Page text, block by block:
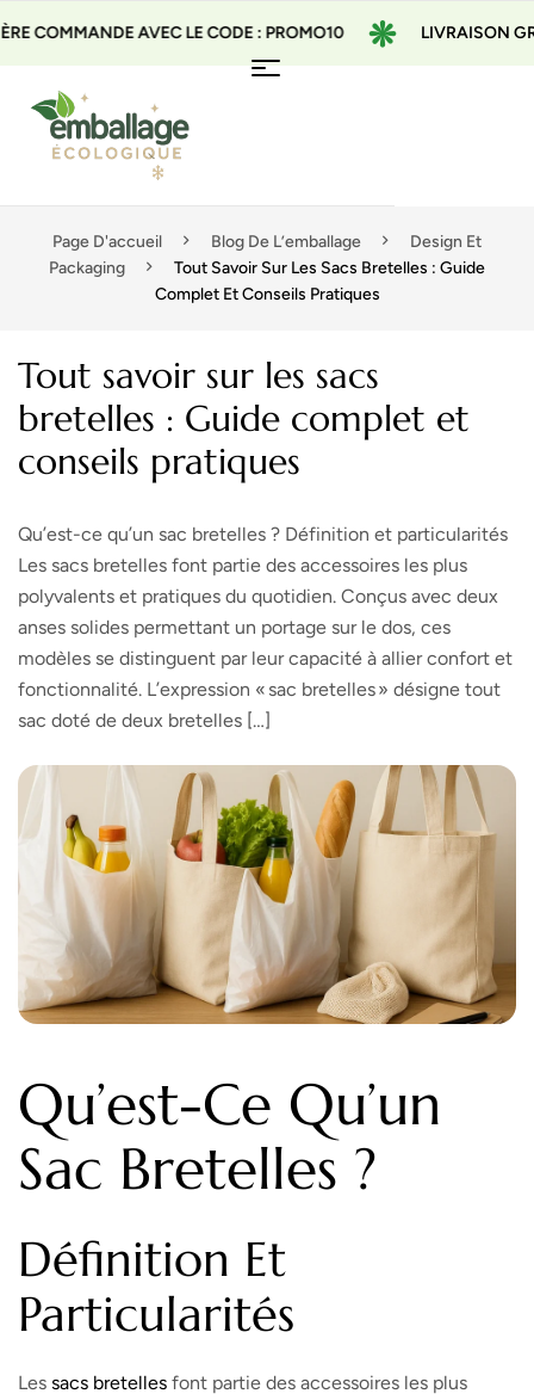
AVEC LE CODE : PROMO10 LIVRAISON GRATUITE
Page D'accueil Blog De L’emballage
Design Et
Packaging
Tout Savoir Sur Les Sacs Bretelles : Guide
Complet Et Conseils Pratiques
Tout savoir sur les sacs
bretelles : Guide complet et
conseils pratiques
Qu’est-ce qu’un sac bretelles ? Définition et particularités
Les sacs bretelles font partie des accessoires les plus
polyvalents et pratiques du quotidien. Conçus avec deux
anses solides permettant un portage sur le dos, ces
modèles se distinguent par leur capacité à allier confort et
fonctionnalité. L’expression « sac bretelles » désigne tout
sac doté de deux bretelles […]
Qu’est-Ce Qu’un
Sac Bretelles ?
Définition Et
Particularités
Les sacs bretelles font partie des accessoires les plus